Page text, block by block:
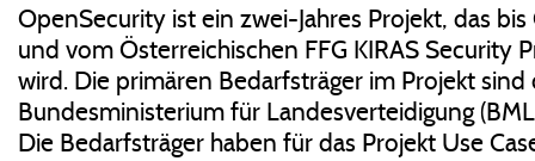
OpenSecurity ist ein zwei-Jahres Projekt, das
und vom Österreichischen FFG KIRAS Security
wird. Die primären Bedarfsträger im Projekt sind
Bundesministerium für Landesverteidigung
Die Bedarfsträger haben für das Projekt Use